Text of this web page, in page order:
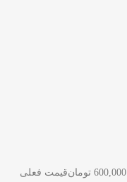
600,000 تومان
قیمت فعلی